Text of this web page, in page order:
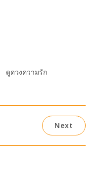
ดูดวงความรัก
Next